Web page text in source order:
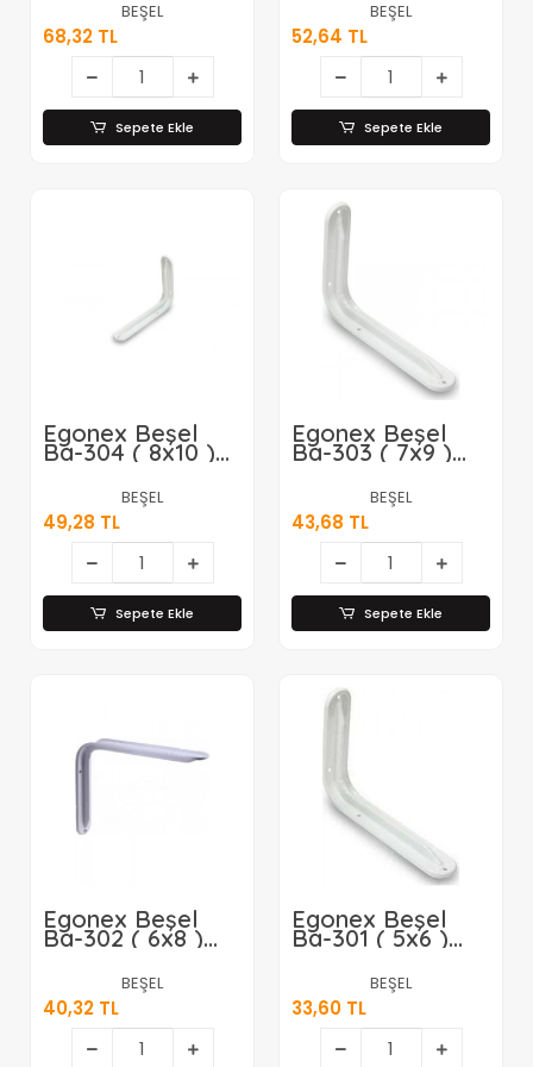
BEŞEL
68,32 TL
Sepete Ekle
BEŞEL
52,64 TL
Sepete Ekle
Egonex Beşel
Ba-304 ( 8x10 )
Lüks Raf
Altı*24x10
BEŞEL
49,28 TL
Sepete Ekle
Egonex Beşel
Ba-303 ( 7x9 )
Lüks Raf
Altı*24x10
BEŞEL
43,68 TL
Sepete Ekle
Egonex Beşel
Ba-302 ( 6x8 )
Lüks Raf
Altı*24x10
BEŞEL
40,32 TL
Egonex Beşel
Ba-301 ( 5x6 )
Lüks Raf
Altı*24x10
BEŞEL
33,60 TL